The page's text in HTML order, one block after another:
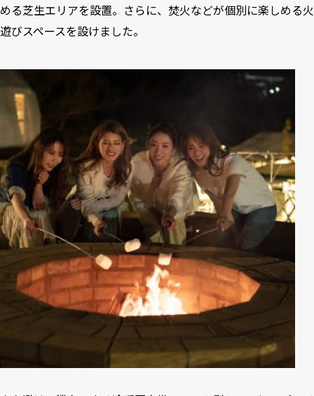
める芝生エリアを設置。さらに、焚火などが個別に楽しめる火
遊びスペースを設けました。